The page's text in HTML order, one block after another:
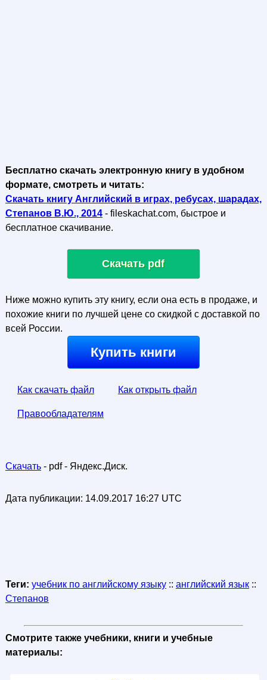
Бесплатно скачать электронную книгу в удобном
формате, смотреть и читать:
Скачать книгу Английский в играх, ребусах, шарадах,
Степанов В.Ю., 2014- fileskachat.com, быстрое и
бесплатное скачивание.
Скачать pdf
Ниже можно купить эту книгу, если она есть в продаже, и
похожие книги по лучшей цене со скидкой с доставкой по
всей России.
Купить книги
Как скачать файл Как открыть файл
Правообладателям
Скачать- pdf - Яндекс.Диск.
Дата публикации: 14.09.2017 16:27 UTC
Теги: учебник по английскому языку:: английский язык::
Степанов
Смотрите также учебники, книги и учебные
материалы: